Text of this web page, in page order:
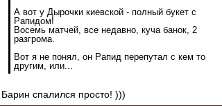
А вот у Дырочки киевской - полный букет с
Рапидом!
Восемь матчей, все недавно, куча банок, 2
разгрома.
Вот я не понял, он Рапид перепутал с кем то
другим, или...
Барин спалился просто! )))